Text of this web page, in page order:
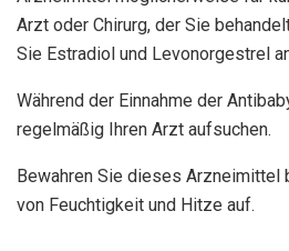
Arzt oder Chirurg, der Sie
Sie Estradiol und Levonorgestrel
Während der Einnahme der
regelmäßig Ihren Arzt aufsuchen.
Bewahren Sie dieses Arzneimittel
von Feuchtigkeit und Hitze auf.